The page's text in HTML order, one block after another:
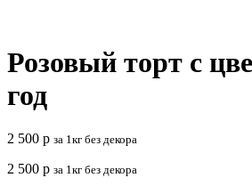
Розовый торт с
год
2 500 р за 1кг без декора
2 500 р за 1кг без декора